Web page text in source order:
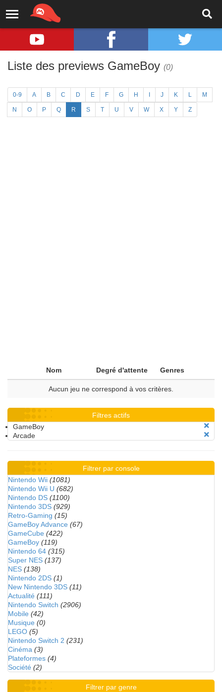
Liste des previews GameBoy (0)
0-9 A B C D E F G H J K L M
N O P Q R S T U V W X Y Z
Nom Degré d'attente Genres
Aucun jeu ne correspond à vos critères.
Filtres actifs
GameBoy
Arcade
Filtrer par console
Nintendo Wii (1081)
Nintendo Wii U (682)
Nintendo DS (1100)
Nintendo 3DS (929)
Retro-Gaming (15)
GameBoy Advance (67)
GameCube (422)
GameBoy (119)
Nintendo 64 (315)
Super NES (137)
NES (138)
Nintendo 2DS (1)
New Nintendo 3DS (11)
Actualité (111)
Nintendo Switch (2906)
Mobile (42)
Musique (0)
LEGO (5)
Nintendo Switch 2 (231)
Cinéma (3)
Plateformes (4)
Société (2)
Filtrer par genre